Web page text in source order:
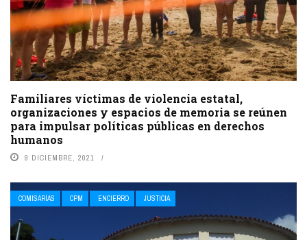
Familiares víctimas de violencia estatal,
organizaciones y espacios de memoria se reúnen
para impulsar políticas públicas en derechos
humanos
9 DICIEMBRE, 2021
COMISARÍAS CPM ENCIERRO JUSTICIA